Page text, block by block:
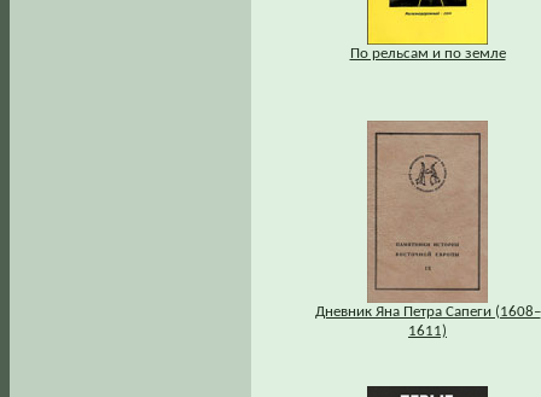
По рельсам и по земле
Дневник Яна Петра Сапеги (1608–
1611)